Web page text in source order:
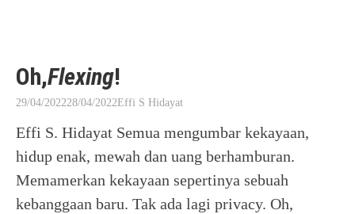
Oh,Flexing!
29/04/202228/04/2022Effi S Hidayat
Effi S. Hidayat Semua mengumbar kekayaan,
hidup enak, mewah dan uang berhamburan.
Memamerkan kekayaan sepertinya sebuah
kebanggaan baru. Tak ada lagi privacy. Oh,